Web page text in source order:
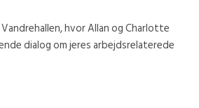
hvor Allan og Charlotte
dialog om jeres arbejdsrelaterede